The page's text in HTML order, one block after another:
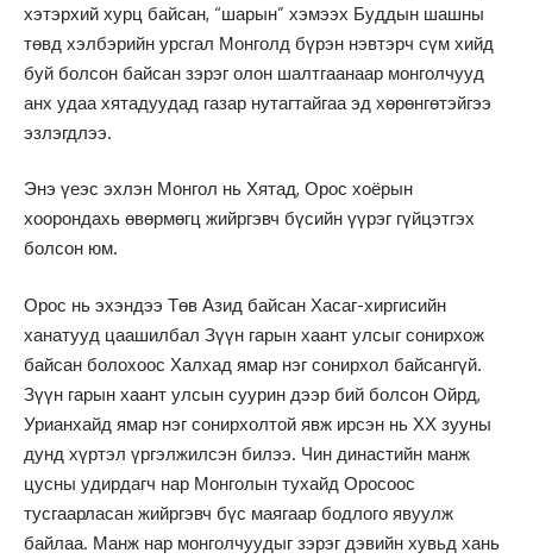
хэтэрхий хурц байсан, “шарын” хэмээх Буддын шашны
төвд хэлбэрийн урсгал Монголд бүрэн нэвтэрч сүм хийд
буй болсон байсан зэрэг олон шалтгаанаар монголчууд
анх удаа хятадуудад газар нутагтайгаа эд хөрөнгөтэйгээ
эзлэгдлээ.
Энэ үеэс эхлэн Монгол нь Хятад, Орос хоёрын
хоорондахь өвөрмөгц жийргэвч бүсийн үүрэг гүйцэтгэх
болсон юм.
Орос нь эхэндээ Төв Азид байсан Хасаг-хиргисийн
ханатууд цаашилбал Зүүн гарын хаант улсыг сонирхож
байсан болохоос Халхад ямар нэг сонирхол байсангүй.
Зүүн гарын хаант улсын суурин дээр бий болсон Ойрд,
Урианхайд ямар нэг сонирхолтой явж ирсэн нь ХХ зууны
дунд хүртэл үргэлжилсэн билээ. Чин династийн манж
цусны удирдагч нар Монголын тухайд Оросоос
тусгаарласан жийргэвч бүс маягаар бодлого явуулж
байлаа. Манж нар монголчуудыг зэрэг дэвийн хувьд хань